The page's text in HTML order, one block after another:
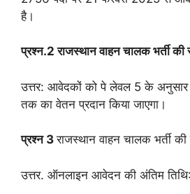
है।
प्रश्न.2 राजस्थान वाहन चालक भर्ती की
उत्तर: आवेदकों को पे लेवल 5 के
तक का वेतन प्रदान किया जाएगा।
प्रश्न 3राजस्थान वाहन चालक भर्ती
उत्तर. ऑनलाइन आवेदन की अंतिम